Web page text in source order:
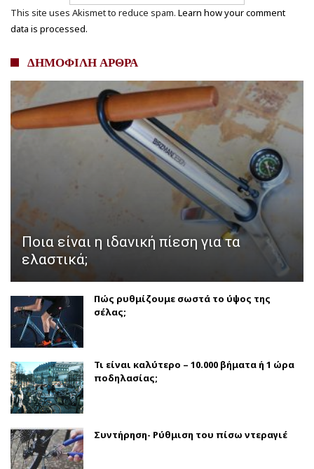
This site uses Akismet to reduce spam. Learn how your comment
data is processed.
ΔΗΜΟΦΙΛΗ ΑΡΘΡΑ
Ποια είναι η ιδανική πίεση για τα
ελαστικά;
Πώς ρυθμίζουμε σωστά το ύψος της
σέλας;
Τι είναι καλύτερο – 10.000 βήματα ή 1 ώρα
ποδηλασίας;
Συντήρηση- Ρύθμιση του πίσω ντεραγιέ